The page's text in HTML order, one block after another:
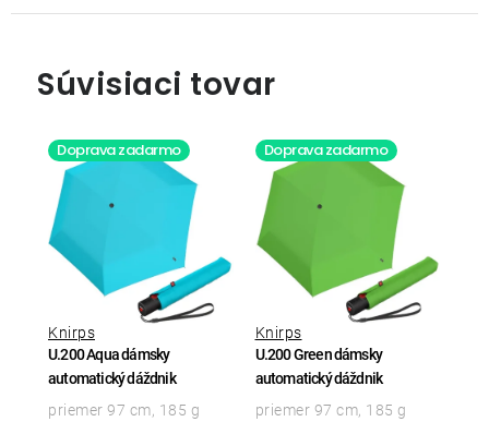
Súvisiaci tovar
Doprava zadarmo
U.200 Aqua dámsky
automatický dáždnik
Knirps
priemer 97 cm, 185 g
Doprava zadarmo
U.200 Green dámsky
automatický dáždnik
Knirps
priemer 97 cm, 185 g